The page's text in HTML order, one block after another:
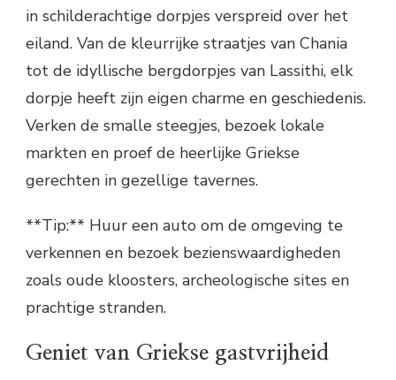
in schilderachtige dorpjes verspreid over het
eiland. Van de kleurrijke straatjes van Chania
tot de idyllische bergdorpjes van Lassithi, elk
dorpje heeft zijn eigen charme en geschiedenis.
Verken de smalle steegjes, bezoek lokale
markten en proef de heerlijke Griekse
gerechten in gezellige tavernes.
**Tip:** Huur een auto om de omgeving te
verkennen en bezoek bezienswaardigheden
zoals oude kloosters, archeologische sites en
prachtige stranden.
Geniet van Griekse gastvrijheid